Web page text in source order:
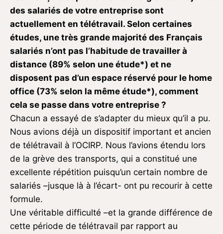
des salariés de votre entreprise sont
actuellement en télétravail. Selon certaines
études, une très grande majorité des Français
salariés n’ont pas l’habitude de travailler à
distance (89% selon une étude*) et ne
disposent pas d’un espace réservé pour le home
office (73% selon la même étude*), comment
cela se passe dans votre entreprise ?
Chacun a essayé de s’adapter du mieux qu’il a pu.
Nous avions déjà un dispositif important et ancien
de télétravail à l’OCIRP. Nous l’avions étendu lors
de la grève des transports, qui a constitué une
excellente répétition puisqu’un certain nombre de
salariés –jusque là à l’écart- ont pu recourir à cette
formule.
Une véritable difficulté –et la grande différence de
cette période de télétravail par rapport au